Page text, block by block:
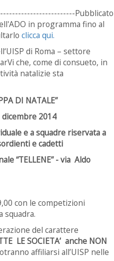
Pubblicato
in programma fino al
clicca qui.
di Roma – settore
che, come di consueto, in
natalizie sta
DI NATALE”
2014
e a squadre riservata a
e cadetti
“TELLENE” - via Aldo
con le competizioni
squadra.
del carattere
LESOCIETA’ anche NON
affiliarsi all’UISP nelle